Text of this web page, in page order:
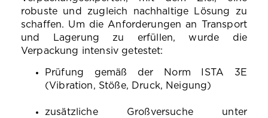
robuste und zugleich nachhaltige Lösung zu
schaffen. Um die Anforderungen an Transport
und Lagerung zu erfüllen, wurde die
Verpackung intensiv getestet:
Prüfung gemäß der Norm ISTA 3E
(Vibration, Stöße, Druck, Neigung)
zusätzliche Großversuche unter